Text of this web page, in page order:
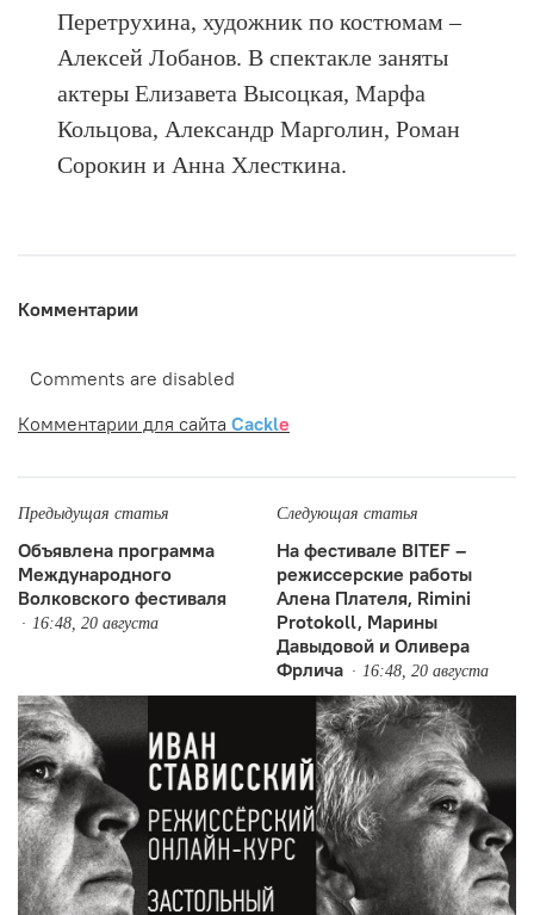
Перетрухина, художник по костюмам –
Алексей Лобанов. В спектакле заняты
актеры Елизавета Высоцкая, Марфа
Кольцова, Александр Марголин, Роман
Сорокин и Анна Хлесткина.
Комментарии
Comments are disabled
Комментарии для сайта Cackle
Предыдущая статья
Объявлена программа
Международного
Волковского фестиваля
16:48, 20 августа
Следующая статья
На фестивале BITEF –
режиссерские работы
Алена Плателя, Rimini
Protokoll, Марины
Давыдовой и Оливера
Фрлича
16:48, 20 августа